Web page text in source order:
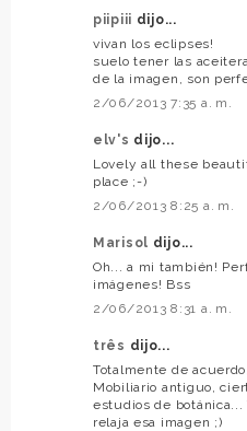
piipiii dijo...
vivan los eclipses!
suelo tener las
de la imagen, son
2/06/2013 7:35 a. m.
elv's dijo...
Lovely all these
place ;-)
2/06/2013 8:25 a. m.
Marisol dijo...
Oh... a mi también!
imágenes! Bss
2/06/2013 8:31 a. m.
três dijo...
Totalmente de
Mobiliario antiguo,
estudios de
relaja esa imagen ;)